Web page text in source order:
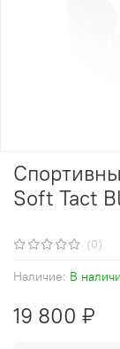
(0)
Наличие: В
Soft Tact
19 800 ₽